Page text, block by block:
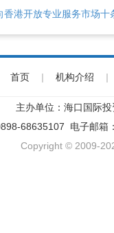
港开放专业服务市场十
首页 | 机构介绍 |
主办单位：海口国际
68635107 电子邮箱
Copyright © 2009-